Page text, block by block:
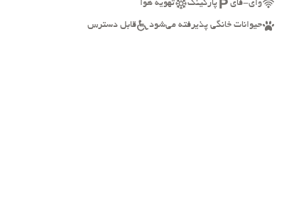
وای-فای پارکینگ تهویه هوا
حیوانات خانگی پذیرفته می‌شود قابل دسترس